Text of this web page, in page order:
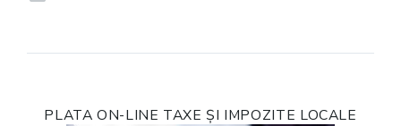
PLATA ON-LINE TAXE ȘI IMPOZITE LOCALE